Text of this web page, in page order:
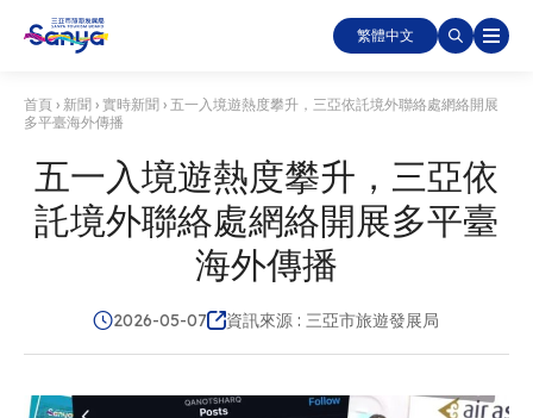
繁體中文
首頁 › 新聞 › 實時新聞 › 五一入境遊熱度攀升，三亞依託境外聯絡處網絡開展
多平臺海外傳播
五一入境遊熱度攀升，三亞依
託境外聯絡處網絡開展多平臺
海外傳播
2026-05-07 資訊來源 : 三亞市旅遊發展局